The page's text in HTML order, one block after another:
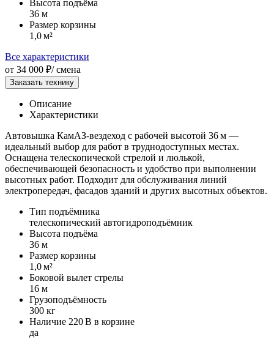
Высота подъёма
36 м
Размер корзины
1,0 м²
Все характеристики
от 34 000 ₽/ смена
Заказать технику
Описание
Характеристики
Автовышка КамАЗ‑вездеход с рабочей высотой 36 м —
идеальный выбор для работ в труднодоступных местах.
Оснащена телескопической стрелой и люлькой,
обеспечивающей безопасность и удобство при выполнении
высотных работ. Подходит для обслуживания линий
электропередач, фасадов зданий и других высотных объектов.
Тип подъёмника
телескопический автогидроподъёмник
Высота подъёма
36 м
Размер корзины
1,0 м²
Боковой вылет стрелы
16 м
Грузоподъёмность
300 кг
Наличие 220 В в корзине
да